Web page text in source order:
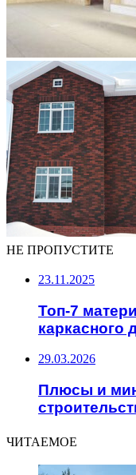
НЕ ПРОПУСТИТЕ
23.11.2025
Топ-7
каркасного
29.03.2026
Плюсы и
ЧИТАЕМОЕ